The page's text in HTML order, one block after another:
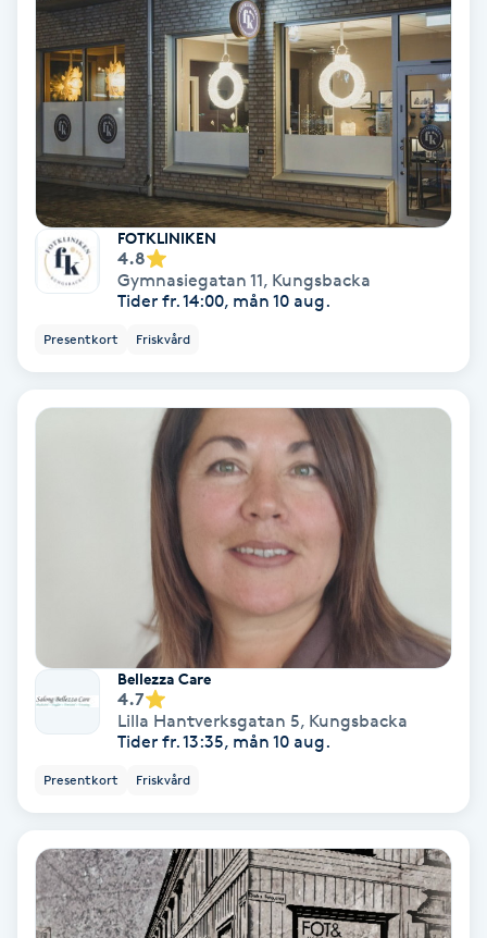
Ansiktsbehandling djuprengörande
Babylights
Balayage
Bambumassage
Barber
BIAB
Brynfärgning
Brynplockning
Bröllopsuppsättning
Celluliter
Coachning
FOTKLINIKEN
4.8
Gymnasiegatan 11, Kungsbacka
Tider fr. 14:00, mån 10 aug.
Presentkort Friskvård
Bellezza Care
4.7
Lilla Hantverksgatan 5, Kungsbacka
Tider fr. 13:35, mån 10 aug.
Presentkort Friskvård